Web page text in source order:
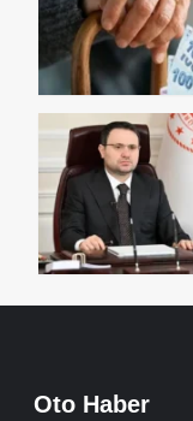
Oto Haber